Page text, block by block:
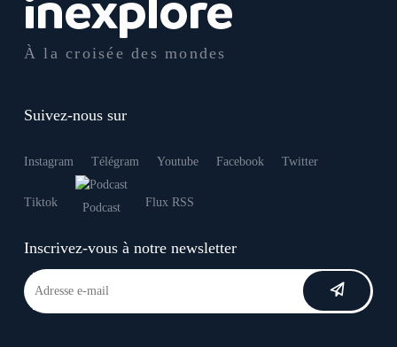
À la croisée des mondes
Suivez-nous sur
Instagram Télégram Youtube Facebook Twitter
Tiktok Podcast Flux RSS
Inscrivez-vous à notre newsletter